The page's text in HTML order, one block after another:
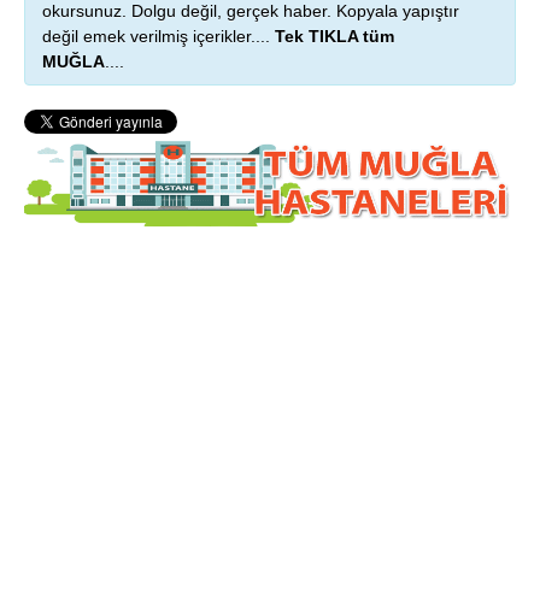
okursunuz. Dolgu değil, gerçek haber. Kopyala yapıştır
değil emek verilmiş içerikler.... Tek TIKLA tüm
MUĞLA